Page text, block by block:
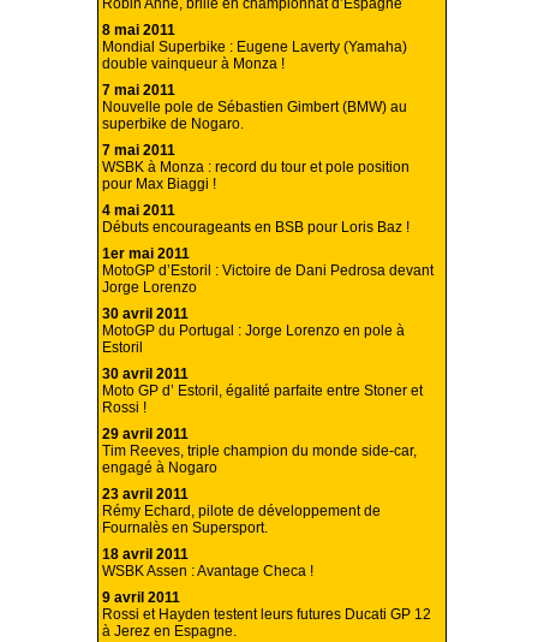
Robin Anne, brille en championnat d’Espagne
8 mai 2011
Mondial Superbike : Eugene Laverty (Yamaha)
double vainqueur à Monza !
7 mai 2011
Nouvelle pole de Sébastien Gimbert (BMW) au
superbike de Nogaro.
7 mai 2011
WSBK à Monza : record du tour et pole position
pour Max Biaggi !
4 mai 2011
Débuts encourageants en BSB pour Loris Baz !
1er mai 2011
MotoGP d’Estoril : Victoire de Dani Pedrosa devant
Jorge Lorenzo
30 avril 2011
MotoGP du Portugal : Jorge Lorenzo en pole à
Estoril
30 avril 2011
Moto GP d’ Estoril, égalité parfaite entre Stoner et
Rossi !
29 avril 2011
Tim Reeves, triple champion du monde side-car,
engagé à Nogaro
23 avril 2011
Rémy Echard, pilote de développement de
Fournalès en Supersport.
18 avril 2011
WSBK Assen : Avantage Checa !
9 avril 2011
Rossi et Hayden testent leurs futures Ducati GP 12
à Jerez en Espagne.